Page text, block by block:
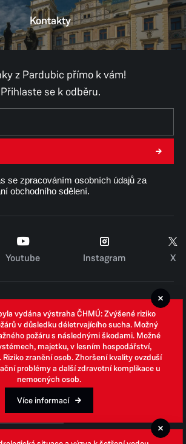
Kontakty
z Pardubic přímo k vám!
Přihlaste se k odběru.
se zpracováním osobních údajů za
obchodního sdělení.
Youtube Instagram X
údajů
informace
stanovisko
vydána výstraha ČHMÚ: Zvýšené riziko
v důsledku déletrvajícího sucha. Možný
požáru s následnými škodami. Možné
majetku, v lesním hospodářství,
zranění osob. Zhoršení kvality ovzduší
problémy a další zdravotní komplikace u
nemocných osob.
Více informací